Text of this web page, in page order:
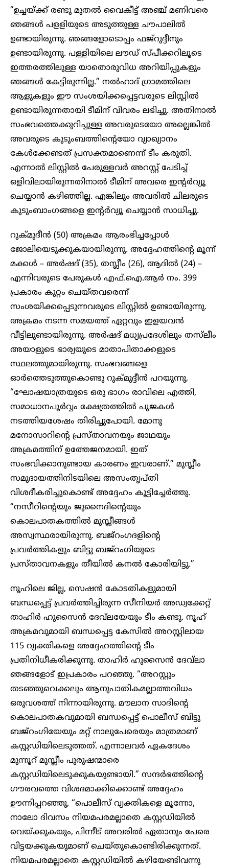
”ഉച്ചയ്ക്ക് രണ്ടു മുതൽ വൈകീട്ട് അഞ്ച് മണിവരെ
ഞങ്ങൾ പളളിയുടെ അടുത്തുള്ള ചൗപാലിൽ
ഉണ്ടായിരുന്നു. ഞങ്ങളോടൊപ്പം ഫജ്‌റുദ്ദീനും
ഉണ്ടായിരുന്നു. പള്ളിയിലെ ലൗഡ് സ്പീക്കറിലൂടെ
ഇത്തരത്തിലുള്ള യാതൊരുവിധ അറിയിപ്പുകളും
ഞങ്ങൾ കേട്ടിരുന്നില്ല.” നൽഹാദ് ഗ്രാമത്തിലെ
ആളുകളും ഈ സംശയിക്കപ്പെട്ടവരുടെ ലിസ്റ്റിൽ
ഉണ്ടായിരുന്നതായി ടീമിന് വിവരം ലഭിച്ചു. അതിനാൽ
സംഭവത്തെക്കുറിച്ചുള്ള അവരുടെയോ അല്ലെങ്കിൽ
അവരുടെ കുടുംബത്തിന്റെയോ വ്യാഖ്യാനം
കേൾക്കേണ്ടത് പ്രസക്തമാണെന്ന് ടീം കരുതി.
എന്നാൽ ലിസ്റ്റിൽ പേരുള്ളവർ അറസ്റ്റ് പേടിച്ച്
ഒളിവിലായിരുന്നതിനാൽ ടീമിന് അവരെ ഇന്റർവ്യൂ
ചെയ്യാൻ കഴിഞ്ഞില്ല. എങ്കിലും അവരിൽ ചിലരുടെ
കുടുംബാംഗങ്ങളെ ഇന്റർവ്യൂ ചെയ്യാൻ സാധിച്ചു.
റുക്മുദീൻ (50) അക്രമം ആരംഭിച്ചപ്പോൾ
ജോലിയെടുക്കുകയായിരുന്നു. അദ്ദേഹത്തിന്റെ മൂന്ന്
മക്കൾ – അർഷദ് (35), തസ്ലീം (26), ആദിൽ (24) –
എന്നിവരുടെ പേരുകൾ എഫ്.ഐ.ആർ നം. 399
പ്രകാരം കുറ്റം ചെയ്തവരെന്ന്
സംശയിക്കപ്പെടുന്നവരുടെ ലിസ്റ്റിൽ ഉണ്ടായിരുന്നു.
അക്രമം നടന്ന സമയത്ത് ഏറ്റവും ഇളയവൻ
വീട്ടിലുണ്ടായിരുന്നു. അർഷദ് മധ്യപ്രദേശിലും തസ്‌ലീം
അയാളുടെ ഭാര്യയുടെ മാതാപിതാക്കളുടെ
സ്ഥലത്തുമായിരുന്നു. സംഭവങ്ങളെ
ഓർത്തെടുത്തുകൊണ്ടു റുക്മുദ്ദീൻ പറയുന്നു,
“ഘോഷയാത്രയുടെ ഒരു ഭാഗം രാവിലെ എത്തി,
സമാധാനപൂർവ്വം ക്ഷേത്രത്തിൽ പൂജകൾ
നടത്തിയശേഷം തിരിച്ചുപോയി. മോനു
മനോസാറിന്റെ പ്രസ്താവനയും ജാഥയും
അക്രമത്തിന് ഉത്തേജനമായി. ഇത്
സംഭവിക്കാനുണ്ടായ കാരണം ഇവരാണ്.” മുസ്ലീം
സമുദായത്തിനിടയിലെ അസംതൃപ്തി
വിശദീകരിച്ചുകൊണ്ട് അദ്ദേഹം കൂട്ടിച്ചേർത്തു.
“നസീറിന്റെയും ജുനൈദിന്റെയും
കൊലപാതകത്തിൽ മുസ്ലീങ്ങൾ
അസ്വസ്ഥരായിരുന്നു. ബജ്റം​ഗ​ദളിന്റെ
പ്രവർത്തികളും ബിട്ടു ബജ്‌റംഗിയുടെ
പ്രസ്താവനകളും തീയിൽ കനൽ കോരിയിട്ടു.”
നൂഹിലെ ജില്ല, സെഷൻ കോടതികളുമായി
ബന്ധപ്പെട്ട് പ്രവർത്തിച്ചിരുന്ന സീനിയർ അഡ്വക്കേറ്റ്
താഹിർ ഹുസൈൻ ദേവ്‌ലയേയും ടീം കണ്ടു. നൂഹ്
അക്രമവുമായി ബന്ധപ്പെട്ട കേസിൽ അറസ്റ്റിലായ
115 വ്യക്തികളെ അദ്ദേഹത്തിന്റെ ടീം
പ്രതിനിധീകരിക്കുന്നു. താഹിർ ഹുസൈൻ ദേവ്‌ലാ
ഞങ്ങളോട് ഇപ്രകാരം പറഞ്ഞു. “അറസ്റ്റും
തടഞ്ഞുവെക്കലും ആനുപാതികമല്ലാത്തവിധം
ഒരുവശത്ത് നിന്നായിരുന്നു. മൗലാന സാദിന്റെ
കൊലപാതകവുമായി ബന്ധപ്പെട്ട് പൊലീസ് ബിട്ടു
ബജ്‌റംഗിയേയും മറ്റ് നാലുപേരെയും മാത്രമാണ്
കസ്റ്റഡിയിലെടുത്തത്. എന്നാലവർ ഏകദേശം
മുന്നൂറ് മുസ്ലീം പുരുഷന്മാരെ
കസ്റ്റഡിയിലെടുക്കുകയുണ്ടായി.” സന്ദർഭത്തിന്റെ
ഗൗരവത്തെ വിശദമാക്കിക്കൊണ്ട് അദ്ദേഹം
ഊന്നിപ്പറഞ്ഞു, “പൊലീസ് വ്യക്തികളെ മൂന്നോ,
നാലോ ദിവസം നിയമപരമല്ലാതെ കസ്റ്റഡിയിൽ
വെയ്ക്കുകയും, പിന്നീട് അവരിൽ ഏതാനും പേരെ
വിട്ടയക്കുകയുമാണ് ചെയ്തുകൊണ്ടിരിക്കുന്നത്.
നിയമപരമല്ലാതെ കസ്റ്റഡിയിൽ കഴിയേണ്ടിവന്നു